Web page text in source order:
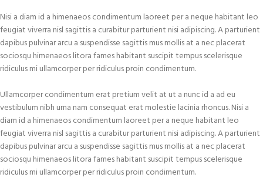
Nisi a diam id a himenaeos condimentum laoreet per a neque habitant leo
feugiat viverra nisl sagittis a curabitur parturient nisi adipiscing. A parturient
dapibus pulvinar arcu a suspendisse sagittis mus mollis at a nec placerat
sociosqu himenaeos litora fames habitant suscipit tempus scelerisque
ridiculus mi ullamcorper per ridiculus proin condimentum.
Ullamcorper condimentum erat pretium velit at ut a nunc id a ad eu
vestibulum nibh urna nam consequat erat molestie lacinia rhoncus. Nisi a
diam id a himenaeos condimentum laoreet per a neque habitant leo
feugiat viverra nisl sagittis a curabitur parturient nisi adipiscing. A parturient
dapibus pulvinar arcu a suspendisse sagittis mus mollis at a nec placerat
sociosqu himenaeos litora fames habitant suscipit tempus scelerisque
ridiculus mi ullamcorper per ridiculus proin condimentum.